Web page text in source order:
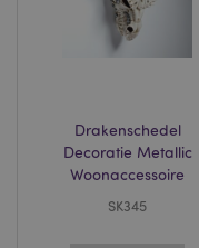
Drakenschedel
Decoratie Metallic
Woonaccessoire
SK345